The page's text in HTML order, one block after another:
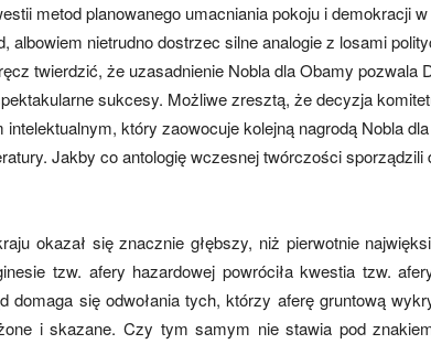
metod planowanego umacniania pokoju i demokracji w
albowiem nietrudno dostrzec silne analogie z losami
twierdzić, że uzasadnienie Nobla dla Obamy pozwala
sukcesy. Możliwe zresztą, że decyzja
który zaowocuje kolejną nagrodą Nobla
Jakby co antologię wczesnej twórczości sporządzili
okazał się znacznie głębszy, niż pierwotnie
tzw. afery hazardowej powróciła kwestia tzw.
się odwołania tych, którzy aferę gruntową
i skazane. Czy tym samym nie stawia pod